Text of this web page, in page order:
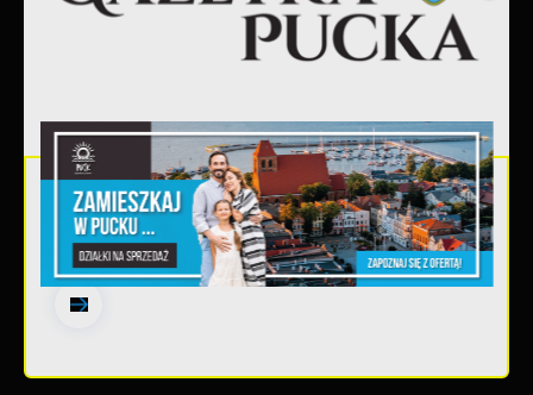
30 - 06 - 2026
Gazetka Pucka nr 139/2026